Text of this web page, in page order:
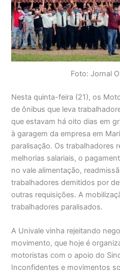
Foto: Jornal
Nesta quinta-feira (21), os
de ônibus que leva
que estavam há oito dias em
à garagem da empresa em
paralisação. Os trabalhadores
melhorias salariais, o
no vale alimentação,
trabalhadores demitidos por
outras requisições. A
trabalhadores paralisados.
A Univale vinha rejeitando
movimento, que hoje é
motoristas com o apoio do
Inconfidentes e movimentos